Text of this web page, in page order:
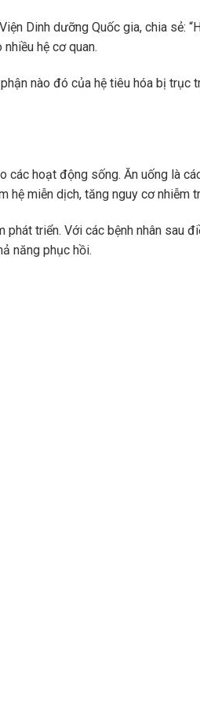
Dinh dưỡng Quốc gia, chia sẻ:
hệ cơ quan.
nào đó của hệ tiêu hóa bị trục
hoạt động sống. Ăn uống là
hệ miễn dịch, tăng nguy cơ nhiễm
triển. Với các bệnh nhân sau
năng phục hồi.